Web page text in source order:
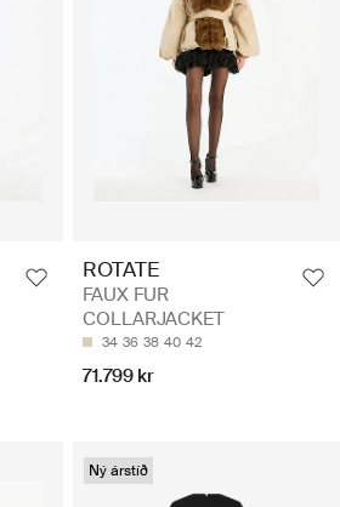
ROTATE
FAUX FUR
COLLARJACKET
34 36 38 40 42
71.799 kr
Ný árstíð